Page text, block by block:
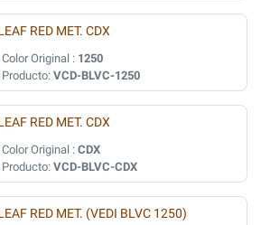
RED MET. CDX
Original : 1250
VCD-BLVC-1250
RED MET. CDX
Original :CDX
VCD-BLVC-CDX
RED MET. (VEDI BLVC 1250)